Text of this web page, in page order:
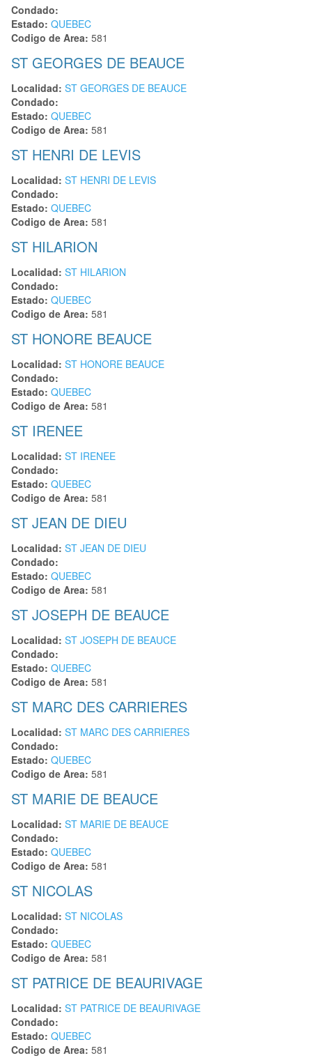
Condado:
Estado: QUEBEC
Codigo de Area: 581
ST GEORGES DE BEAUCE
Localidad: ST GEORGES DE BEAUCE
Condado:
Estado: QUEBEC
Codigo de Area: 581
ST HENRI DE LEVIS
Localidad: ST HENRI DE LEVIS
Condado:
Estado: QUEBEC
Codigo de Area: 581
ST HILARION
Localidad: ST HILARION
Condado:
Estado: QUEBEC
Codigo de Area: 581
ST HONORE BEAUCE
Localidad: ST HONORE BEAUCE
Condado:
Estado: QUEBEC
Codigo de Area: 581
ST IRENEE
Localidad: ST IRENEE
Condado:
Estado: QUEBEC
Codigo de Area: 581
ST JEAN DE DIEU
Localidad: ST JEAN DE DIEU
Condado:
Estado: QUEBEC
Codigo de Area: 581
ST JOSEPH DE BEAUCE
Localidad: ST JOSEPH DE BEAUCE
Condado:
Estado: QUEBEC
Codigo de Area: 581
ST MARC DES CARRIERES
Localidad: ST MARC DES CARRIERES
Condado:
Estado: QUEBEC
Codigo de Area: 581
ST MARIE DE BEAUCE
Localidad: ST MARIE DE BEAUCE
Condado:
Estado: QUEBEC
Codigo de Area: 581
ST NICOLAS
Localidad: ST NICOLAS
Condado:
Estado: QUEBEC
Codigo de Area: 581
ST PATRICE DE BEAURIVAGE
Localidad: ST PATRICE DE BEAURIVAGE
Condado:
Estado: QUEBEC
Codigo de Area: 581